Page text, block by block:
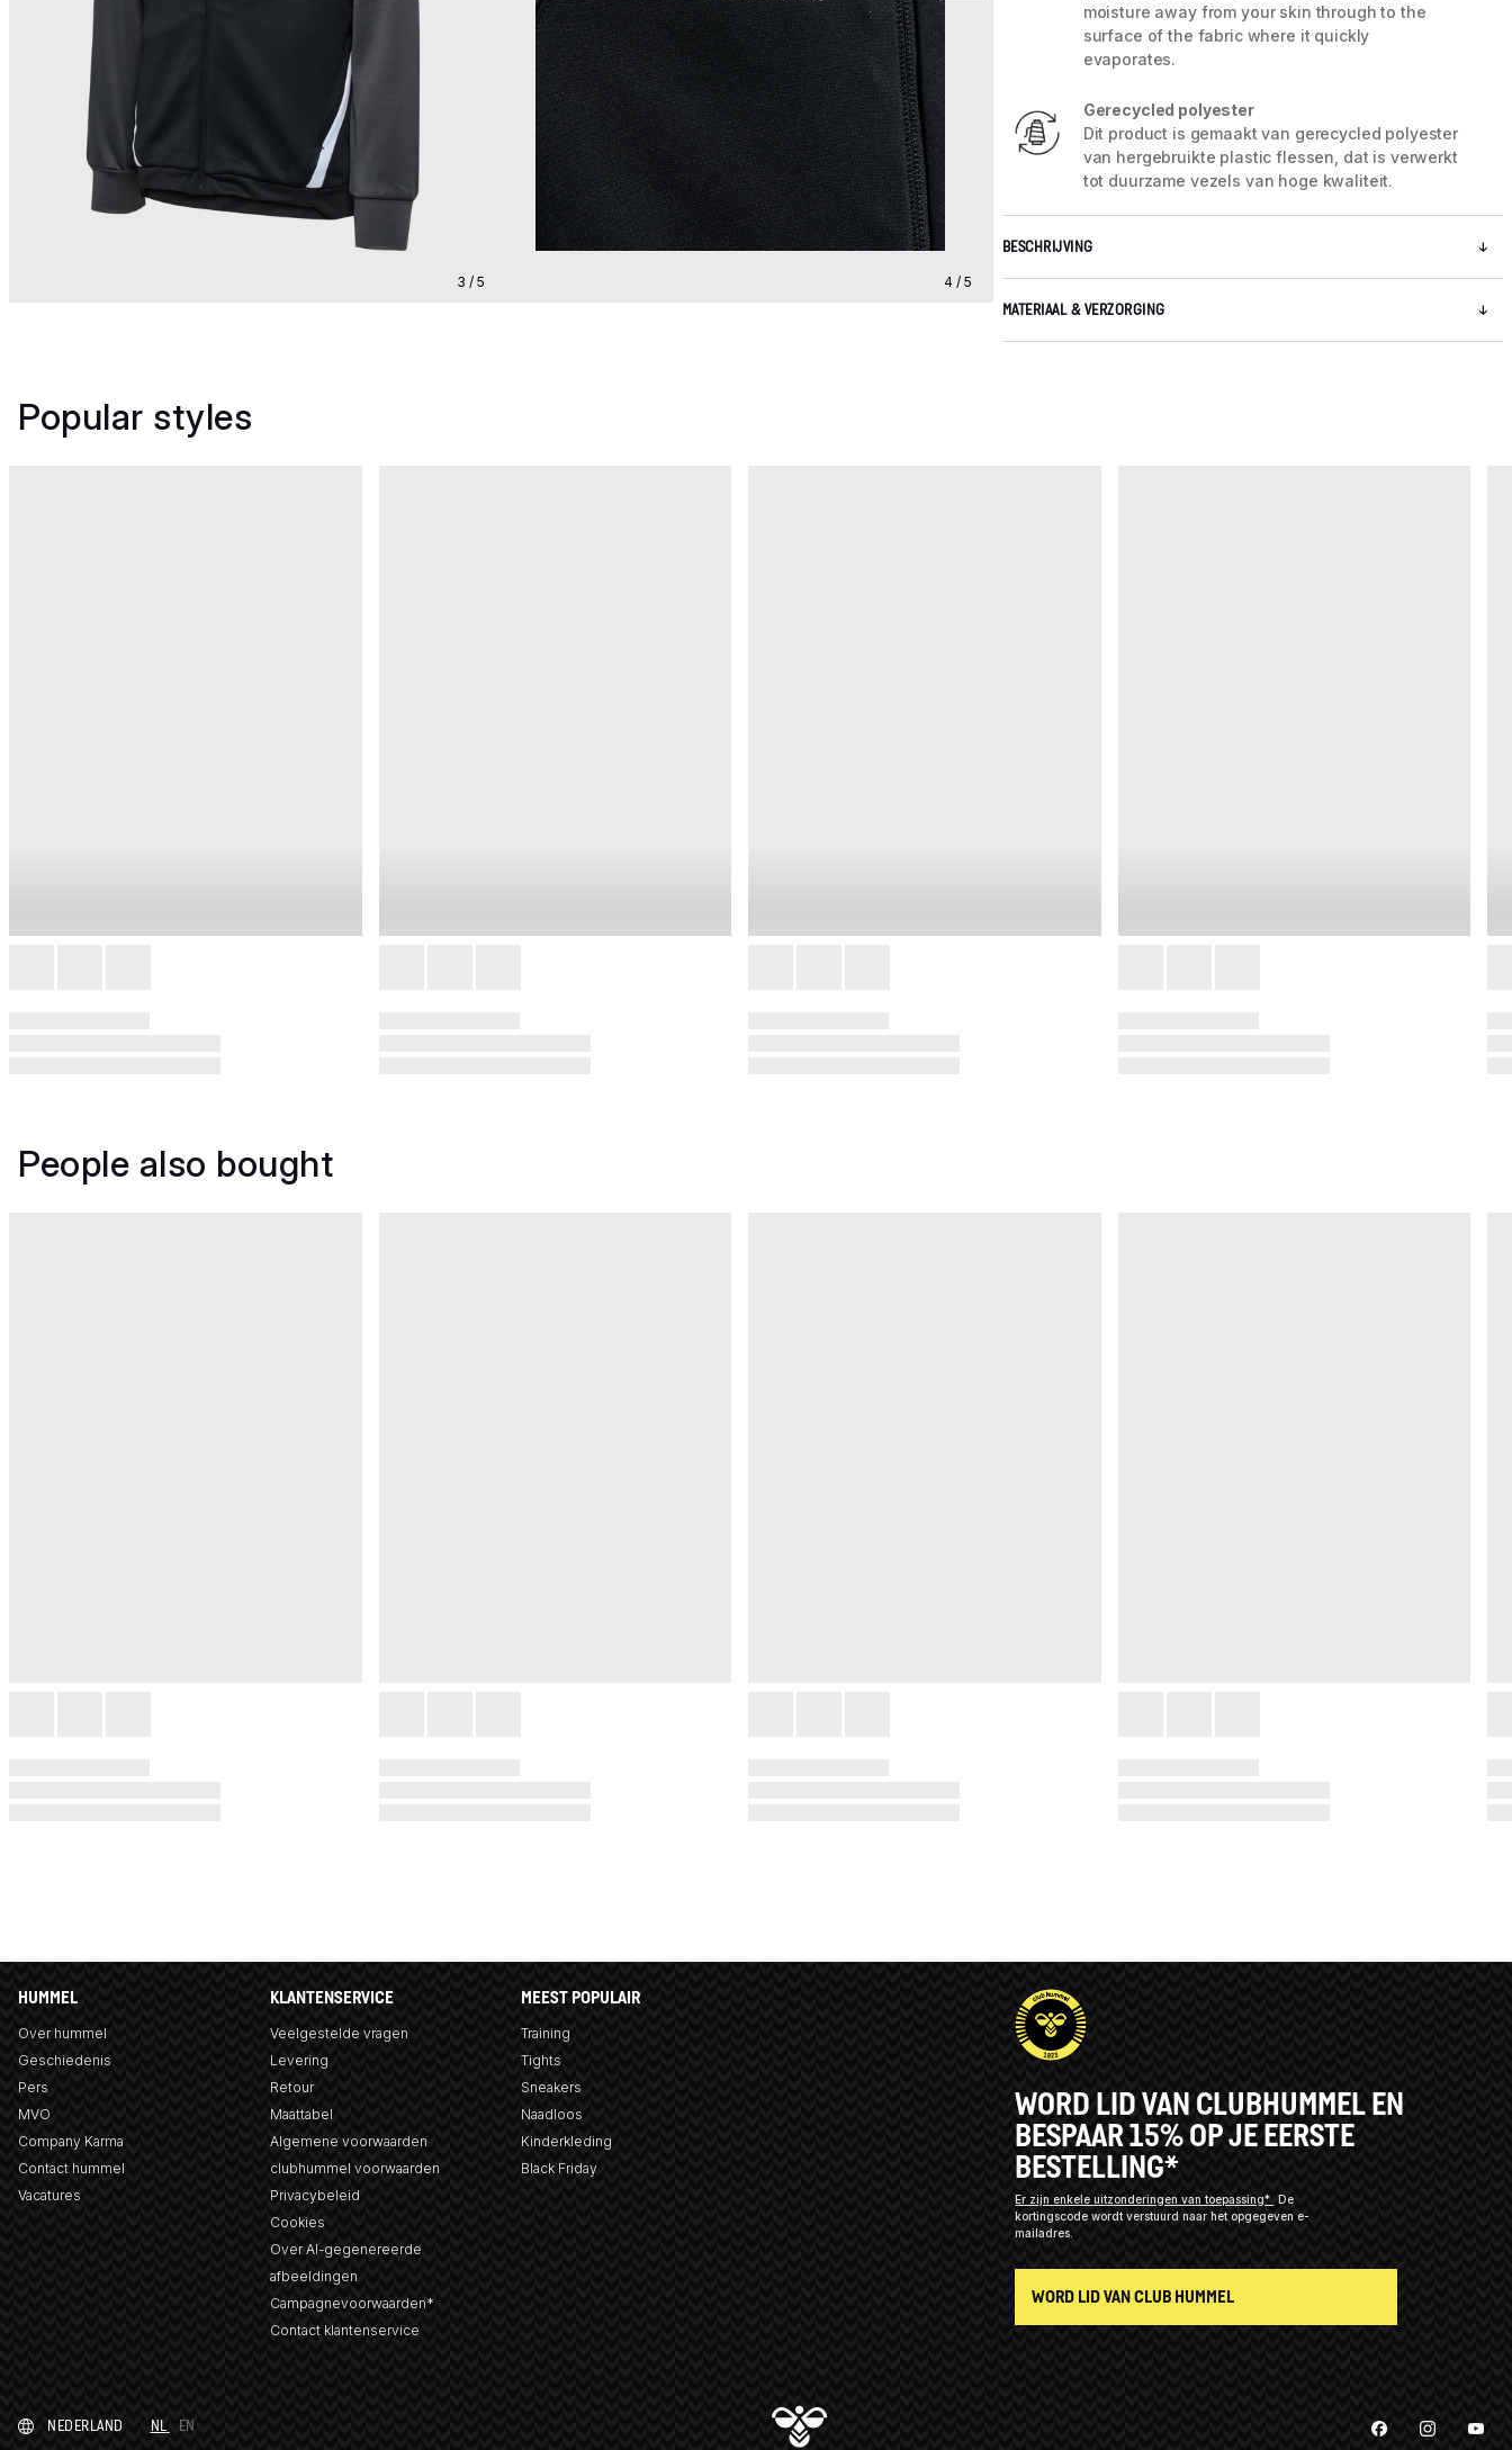
3 / 5 4 / 5 5 / 5
moisture away from your skin through to the
surface of the fabric where it quickly
evaporates.
Gerecycled polyester
Dit product is gemaakt van gerecycled polyester
van hergebruikte plastic flessen, dat is verwerkt
tot duurzame vezels van hoge kwaliteit.
BESCHRIJVING
MATERIAAL & VERZORGING
Popular styles
People also bought
HUMMEL
Over hummel
Geschiedenis
Pers
MVO
Company Karma
Contact hummel
Vacatures
KLANTENSERVICE
Veelgestelde vragen
Levering
Retour
Maattabel
Algemene voorwaarden
clubhummel voorwaarden
Privacybeleid
Cookies
Over AI-gegenereerde
afbeeldingen
Campagnevoorwaarden*
Contact klantenservice
MEEST POPULAIR
Training
Tights
Sneakers
Naadloos
Kinderkleding
Black Friday
WORD LID VAN CLUBHUMMEL EN
BESPAAR 15% OP JE EERSTE
BESTELLING*
Er zijn enkele uitzonderingen van toepassing*
De
kortingscode wordt verstuurd naar het opgegeven e-
mailadres.
WORD LID VAN CLUB HUMMEL
NEDERLAND NL EN